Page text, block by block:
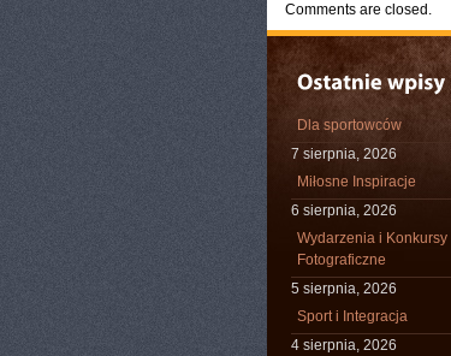
Comments are closed.
Dla sportowców
7 sierpnia, 2026
Miłosne Inspiracje
6 sierpnia, 2026
Wydarzenia i Konkursy
Fotograficzne
5 sierpnia, 2026
Sport i Integracja
4 sierpnia, 2026